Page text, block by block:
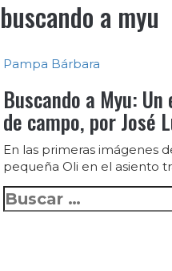
buscando a myu
Pampa Bárbara
Buscando a Myu:
de campo, por José
En las primeras imágenes
pequeña Oli en el asiento
Buscar: